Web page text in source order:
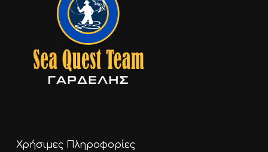
Χρήσιμες Πληροφορίες